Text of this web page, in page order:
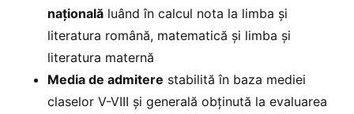
naţională luând în calcul nota la limba şi
literatura română, matematică şi limba şi
literatura maternă
Media de admitere stabilită în baza mediei
claselor V-VIII şi generală obţinută la evaluarea